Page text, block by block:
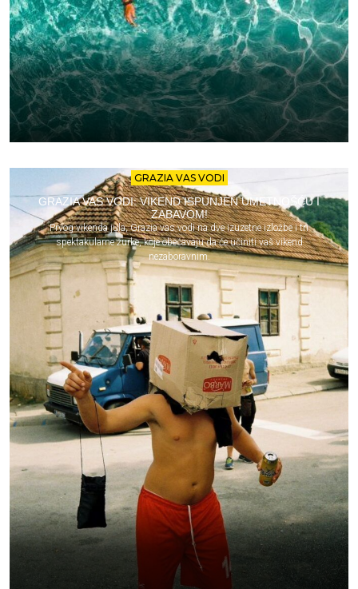
GRAZIA VAS VODI
GRAZIA VAS VODI: VIKEND ISPUNJEN UMETNOŠĆU I
ZABAVOM!
Prvog vikenda jula, Grazia vas vodi na dve izuzetne izložbe i tri
spektakularne žurke, koje obećavaju da će učiniti vaš vikend
nezaboravnim.